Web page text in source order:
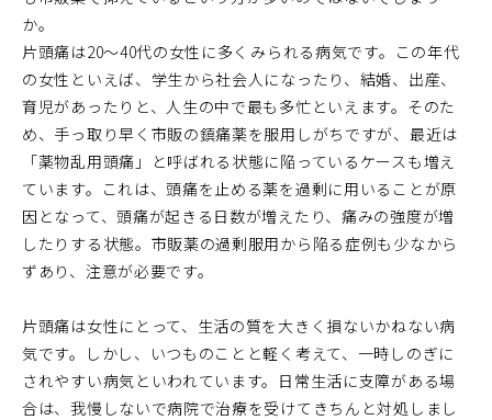
か。
片頭痛は20～40代の女性に多くみられる病気です。この年代
の女性といえば、学生から社会人になったり、結婚、出産、
育児があったりと、人生の中で最も多忙といえます。そのた
め、手っ取り早く市販の鎮痛薬を服用しがちですが、最近は
「薬物乱用頭痛」と呼ばれる状態に陥っているケースも増え
ています。これは、頭痛を止める薬を過剰に用いることが原
因となって、頭痛が起きる日数が増えたり、痛みの強度が増
したりする状態。市販薬の過剰服用から陥る症例も少なから
ずあり、注意が必要です。
片頭痛は女性にとって、生活の質を大きく損ないかねない病
気です。しかし、いつものことと軽く考えて、一時しのぎに
されやすい病気といわれています。日常生活に支障がある場
合は、我慢しないで病院で治療を受けてきちんと対処しまし